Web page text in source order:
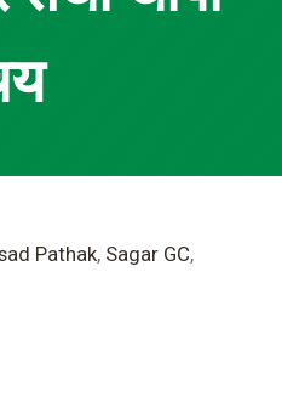
Pathak, Sagar GC,